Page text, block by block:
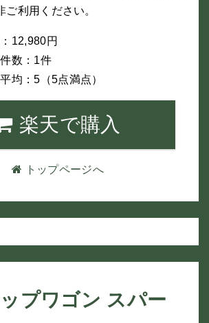
ご利用ください。
12,980円
数：1件
均：5（5点満点）
楽天で購入
トップページへ
プワゴン スパー